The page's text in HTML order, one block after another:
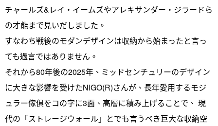
チャールズ&レイ・イームズやアレキサンダー・ジラードら
の才能まで見いだしました。
すなわち戦後のモダンデザインは収納から始まったと言っ
ても過言ではありません。
それから80年後の2025年、ミッドセンチュリーのデザイン
に大きな影響を受けたNIGO(R)さんが、長年愛用するモジ
ュラー傢俱をコの字に3面、高層に積み上げることで、 現
代の「ストレージウォール」とでも言うべき巨大な収納空